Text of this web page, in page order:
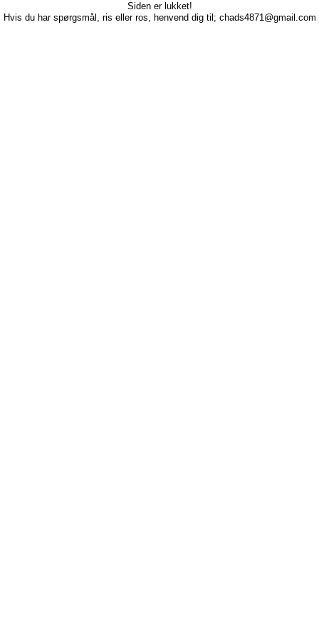
Siden er lukket!
Hvis du har spørgsmål, ris eller ros, henvend dig til; chads4871@gmail.com